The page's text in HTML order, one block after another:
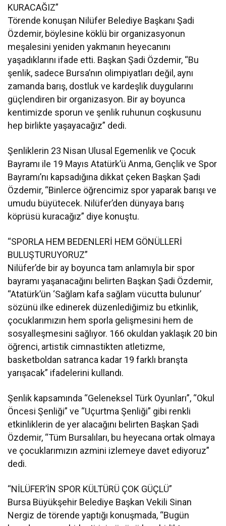
KURACAĞIZ”
Törende konuşan Nilüfer Belediye Başkanı Şadi
Özdemir, böylesine köklü bir organizasyonun
meşalesini yeniden yakmanın heyecanını
yaşadıklarını ifade etti. Başkan Şadi Özdemir, “Bu
şenlik, sadece Bursa’nın olimpiyatları değil, aynı
zamanda barış, dostluk ve kardeşlik duygularını
güçlendiren bir organizasyon. Bir ay boyunca
kentimizde sporun ve şenlik ruhunun coşkusunu
hep birlikte yaşayacağız” dedi.
Şenliklerin 23 Nisan Ulusal Egemenlik ve Çocuk
Bayramı ile 19 Mayıs Atatürk’ü Anma, Gençlik ve Spor
Bayramı’nı kapsadığına dikkat çeken Başkan Şadi
Özdemir, “Binlerce öğrencimiz spor yaparak barışı ve
umudu büyütecek. Nilüfer’den dünyaya barış
köprüsü kuracağız” diye konuştu.
“SPORLA HEM BEDENLERİ HEM GÖNÜLLERİ
BULUŞTURUYORUZ”
Nilüfer’de bir ay boyunca tam anlamıyla bir spor
bayramı yaşanacağını belirten Başkan Şadi Özdemir,
“Atatürk’ün ‘Sağlam kafa sağlam vücutta bulunur’
sözünü ilke edinerek düzenlediğimiz bu etkinlik,
çocuklarımızın hem sporla gelişmesini hem de
sosyalleşmesini sağlıyor. 166 okuldan yaklaşık 20 bin
öğrenci, artistik cimnastikten atletizme,
basketboldan satranca kadar 19 farklı branşta
yarışacak” ifadelerini kullandı.
Şenlik kapsamında “Geleneksel Türk Oyunları”, “Okul
Öncesi Şenliği” ve “Uçurtma Şenliği” gibi renkli
etkinliklerin de yer alacağını belirten Başkan Şadi
Özdemir, “Tüm Bursalıları, bu heyecana ortak olmaya
ve çocuklarımızın azmini izlemeye davet ediyoruz”
dedi.
“NİLÜFER’İN SPOR KÜLTÜRÜ ÇOK GÜÇLÜ”
Bursa Büyükşehir Belediye Başkan Vekili Sinan
Nergiz de törende yaptığı konuşmada, “Bugün